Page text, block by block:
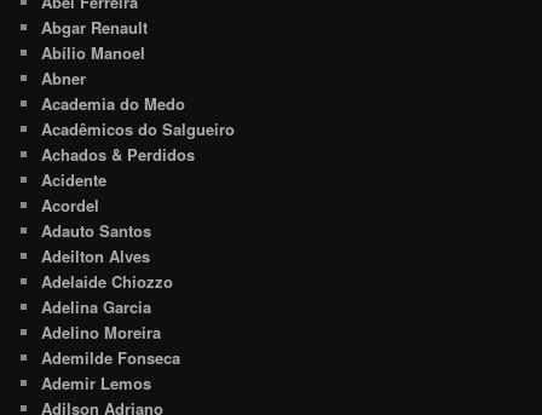
Abgar Renault
Abílio Manoel
Abner
Academia do Medo
Acadêmicos do Salgueiro
Achados & Perdidos
Acidente
Acordel
Adauto Santos
Adeilton Alves
Adelaide Chiozzo
Adelina Garcia
Adelino Moreira
Ademilde Fonseca
Ademir Lemos
Adilson Adriano